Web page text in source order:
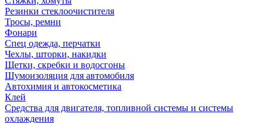
Резинки стеклоочистителя
Тросы, ремни
Фонари
Спец одежда, перчатки
Чехлы, шторки, накидки
Щетки, скребки и водосгоны
Шумоизоляция для автомобиля
Автохимия и автокосметика
Клей
Средства для двигателя, топливной системы и системы
охлаждения